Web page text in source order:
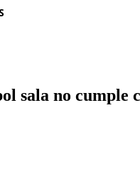
sala no cumple